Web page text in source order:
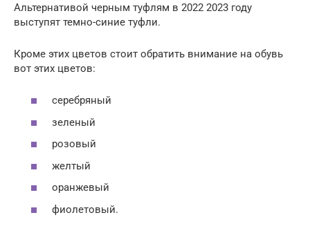
Альтернативой черным туфлям в 2022 2023 году
выступят темно-синие туфли.
Кроме этих цветов стоит обратить внимание на обувь
вот этих цветов:
серебряный
зеленый
розовый
желтый
оранжевый
фиолетовый.